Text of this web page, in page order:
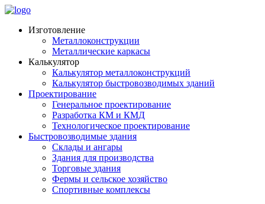
Изготовление
Металлоконструкции
Металлические каркасы
Калькулятор
Калькулятор металлоконструкций
Калькулятор быстровозводимых зданий
Проектирование
Генеральное проектирование
Разработка КМ и КМД
Технологическое проектирование
Быстровозводимые здания
Склады и ангары
Здания для производства
Торговые здания
Фермы и сельское хозяйство
Спортивные комплексы